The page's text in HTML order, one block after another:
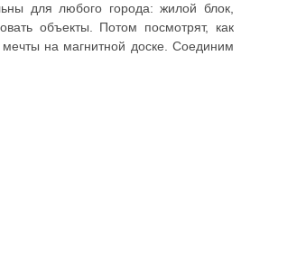
для любого города: жилой блок,
объекты. Потом посмотрят, как
на магнитной доске. Соединим